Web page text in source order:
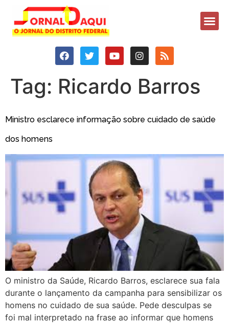
Tag: Ricardo Barros
Ministro esclarece informação sobre cuidado de saúde
dos homens
O ministro da Saúde, Ricardo Barros, esclarece sua fala
durante o lançamento da campanha para sensibilizar os
homens no cuidado de sua saúde. Pede desculpas se
foi mal interpretado na frase ao informar que homens